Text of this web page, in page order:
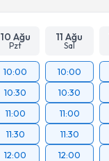
10 Ağu
Pzt
11 Ağu
Sal
10:00
10:30
11:00
11:30
12:00
10:00
10:30
11:00
11:30
12:00